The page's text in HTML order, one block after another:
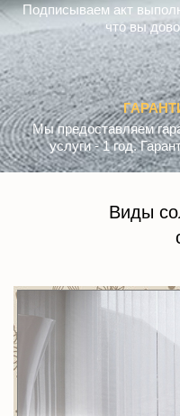
Подписываем акт
что вы
Мы предоставляем
услуги - 1 год.
Виды